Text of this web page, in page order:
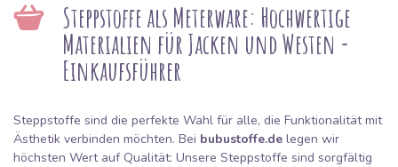
Steppstoffe als Meterware: Hochwertige
Materialien für Jacken und Westen -
Einkaufsführer
Steppstoffe sind die perfekte Wahl für alle, die Funktionalität mit
Ästhetik verbinden möchten. Bei bubustoffe.de legen wir
höchsten Wert auf Qualität: Unsere Steppstoffe sind sorgfältig